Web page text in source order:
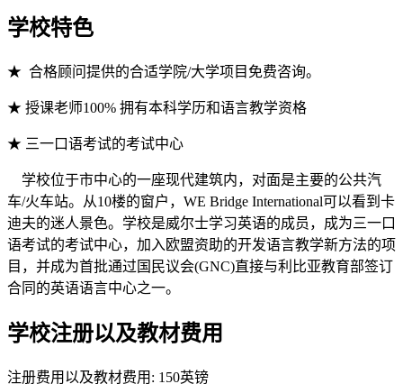
学校特色
★ 合格顾问提供的合适学院/大学项目免费咨询。
★ 授课老师100% 拥有本科学历和语言教学资格
★ 三一口语考试的考试中心
学校位于市中心的一座现代建筑内，对面是主要的公共汽
车/火车站。从10楼的窗户，WE Bridge International可以看到卡
迪夫的迷人景色。学校是威尔士学习英语的成员，成为三一口
语考试的考试中心，加入欧盟资助的开发语言教学新方法的项
目，并成为首批通过国民议会(GNC)直接与利比亚教育部签订
合同的英语语言中心之一。
学校注册以及教材费用
注册费用以及教材费用: 150英镑